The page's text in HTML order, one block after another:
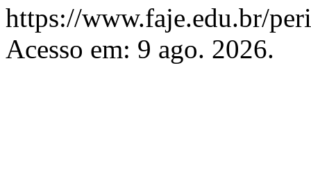
https://www.faje.edu.br/
Acesso em: 9 ago. 2026.